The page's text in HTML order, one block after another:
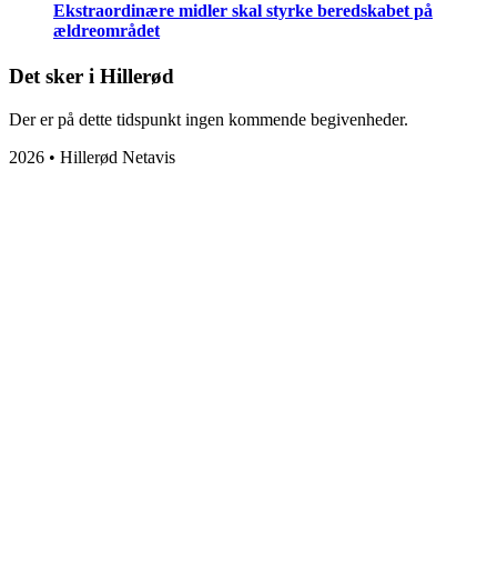
Ekstraordinære midler skal styrke beredskabet på
ældreområdet
Det sker i Hillerød
Der er på dette tidspunkt ingen kommende begivenheder.
2026 • Hillerød Netavis